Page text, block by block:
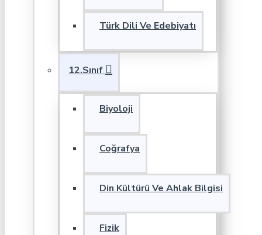
Türk Dili Ve Edebiyatı
12.Sınıf
Biyoloji
Coğrafya
Din Kültürü Ve Ahlak Bilgisi
Fizik